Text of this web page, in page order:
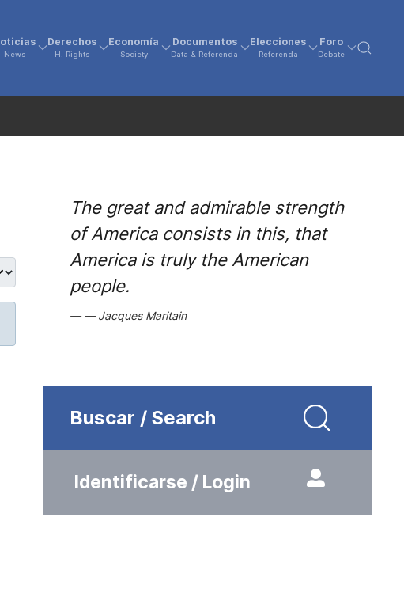
News
Derechos
H. Rights
Economía
Society
Documentos
Data & Referenda
Elecciones
Referenda
Foro
Debate
The great and admirable strength
of America consists in this, that
America is truly the American
people.
Jacques Maritain
Buscar / Search
Identificarse / Login